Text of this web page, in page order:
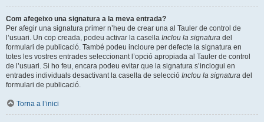
Com afegeixo una signatura a la meva entrada?
Per afegir una signatura primer n’heu de crear una al Tauler de control de
l’usuari. Un cop creada, podeu activar la casella Inclou la signatura del
formulari de publicació. També podeu incloure per defecte la signatura en
totes les vostres entrades seleccionant l’opció apropiada al Tauler de control
de l’usuari. Si ho feu, encara podeu evitar que la signatura s’inclogui en
entrades individuals desactivant la casella de selecció Inclou la signatura del
formulari de publicació.
Torna a l’inici